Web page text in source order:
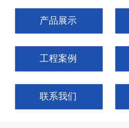
产品展示
工程案例
联系我们